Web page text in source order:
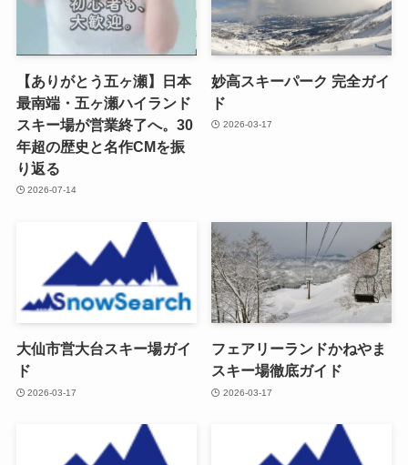
【ありがとう五ヶ瀬】日本
最南端・五ヶ瀬ハイランド
スキー場が営業終了へ。30
年超の歴史と名作CMを振
り返る
2026-07-14
妙高スキーパーク 完全ガイ
ド
2026-03-17
大仙市営大台スキー場ガイ
ド
2026-03-17
フェアリーランドかねやま
スキー場徹底ガイド
2026-03-17